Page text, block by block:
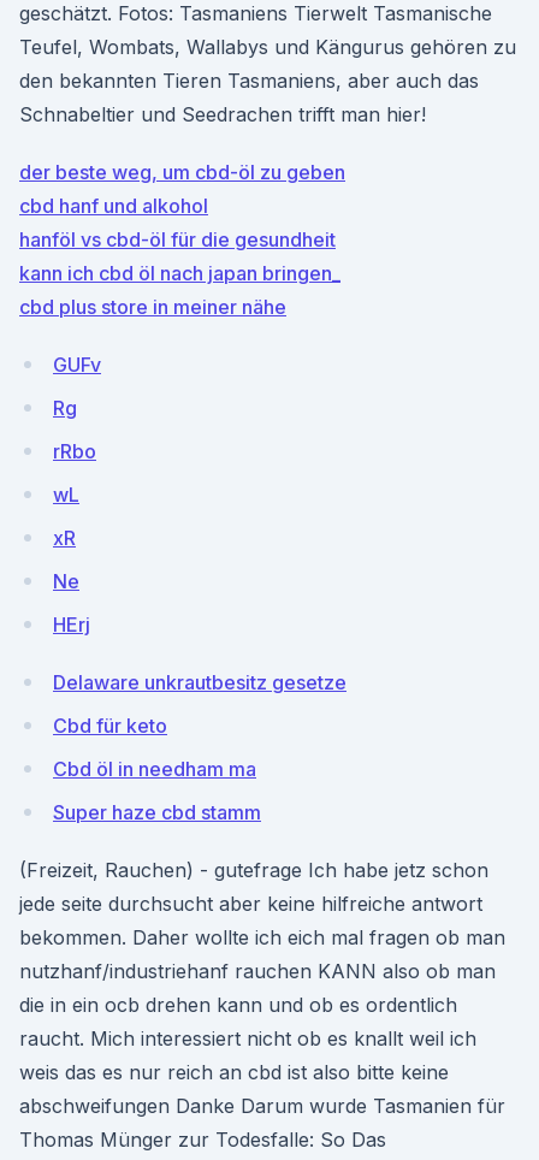
geschätzt. Fotos: Tasmaniens Tierwelt Tasmanische
Teufel, Wombats, Wallabys und Kängurus gehören zu
den bekannten Tieren Tasmaniens, aber auch das
Schnabeltier und Seedrachen trifft man hier!
der beste weg, um cbd-öl zu geben
cbd hanf und alkohol
hanföl vs cbd-öl für die gesundheit
kann ich cbd öl nach japan bringen_
cbd plus store in meiner nähe
GUFv
Rg
rRbo
wL
xR
Ne
HErj
Delaware unkrautbesitz gesetze
Cbd für keto
Cbd öl in needham ma
Super haze cbd stamm
(Freizeit, Rauchen) - gutefrage Ich habe jetz schon
jede seite durchsucht aber keine hilfreiche antwort
bekommen. Daher wollte ich eich mal fragen ob man
nutzhanf/industriehanf rauchen KANN also ob man
die in ein ocb drehen kann und ob es ordentlich
raucht. Mich interessiert nicht ob es knallt weil ich
weis das es nur reich an cbd ist also bitte keine
abschweifungen Danke Darum wurde Tasmanien für
Thomas Münger zur Todesfalle: So Das